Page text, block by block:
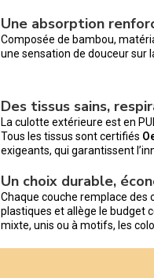
Une absorption
Composée de bambou,
une sensation de douceur sur
Des tissus sains,
La culotte extérieure est en
Tous les tissus sont certifiés
exigeants, qui garantissent
Un choix durable,
Chaque couche remplace des
plastiques et allège le budget
mixte, unis ou à motifs, les